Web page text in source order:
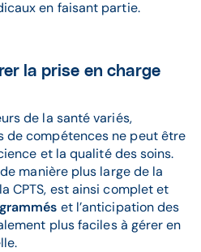
en faisant partie.
la prise en charge
de la santé variés,
de compétences ne peut être
et la qualité des soins.
manière plus large de la
CPTS, est ainsi complet et
et l’anticipation des
plus faciles à gérer en